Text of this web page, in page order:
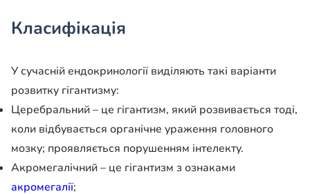
Класифікація
У сучасній ендокринології виділяють такі варіанти
розвитку гігантизму:
Церебральний – це гігантизм, який розвивається тоді,
коли відбувається органічне ураження головного
мозку; проявляється порушенням інтелекту.
Акромегалічний – це гігантизм з ознаками
акромегалії;